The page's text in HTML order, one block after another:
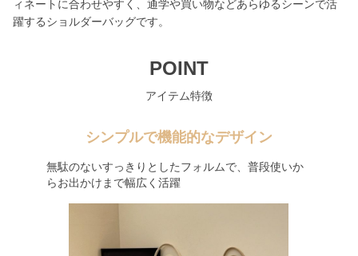
ィネートに合わせやすく、通学や買い物などあらゆるシーンで活
躍するショルダーバッグです。
POINT
アイテム特徴
シンプルで機能的なデザイン
無駄のないすっきりとしたフォルムで、普段使いか
らお出かけまで幅広く活躍